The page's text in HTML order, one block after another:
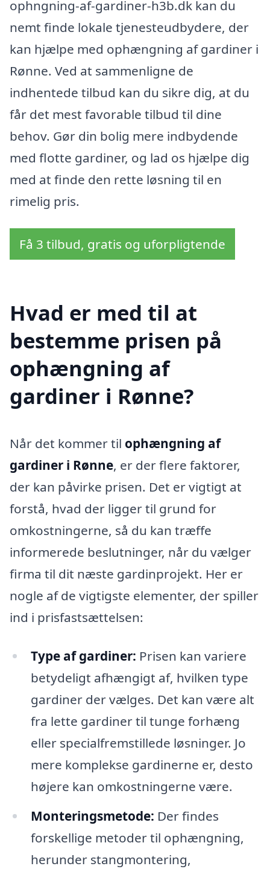
ophngning-af-gardiner-h3b.dk kan du
nemt finde lokale tjenesteudbydere, der
kan hjælpe med ophængning af gardiner i
Rønne. Ved at sammenligne de
indhentede tilbud kan du sikre dig, at du
får det mest favorable tilbud til dine
behov. Gør din bolig mere indbydende
med flotte gardiner, og lad os hjælpe dig
med at finde den rette løsning til en
rimelig pris.
Få 3 tilbud, gratis og uforpligtende
Hvad er med til at
bestemme prisen på
ophængning af
gardiner i Rønne?
Når det kommer til ophængning af
gardiner i Rønne, er der flere faktorer,
der kan påvirke prisen. Det er vigtigt at
forstå, hvad der ligger til grund for
omkostningerne, så du kan træffe
informerede beslutninger, når du vælger
firma til dit næste gardinprojekt. Her er
nogle af de vigtigste elementer, der spiller
ind i prisfastsættelsen:
Type af gardiner: Prisen kan variere
betydeligt afhængigt af, hvilken type
gardiner der vælges. Det kan være alt
fra lette gardiner til tunge forhæng
eller specialfremstillede løsninger. Jo
mere komplekse gardinerne er, desto
højere kan omkostningerne være.
Monteringsmetode: Der findes
forskellige metoder til ophængning,
herunder stangmontering,